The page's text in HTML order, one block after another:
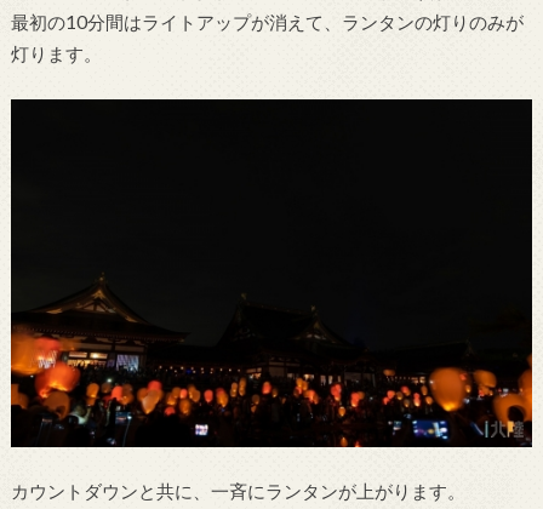
最初の10分間はライトアップが消えて、ランタンの灯りのみが
灯ります。
カウントダウンと共に、一斉にランタンが上がります。